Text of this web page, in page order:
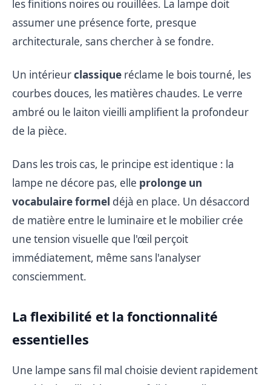
les finitions noires ou rouillées. La lampe doit
assumer une présence forte, presque
architecturale, sans chercher à se fondre.
Un intérieurclassique réclame le bois tourné, les
courbes douces, les matières chaudes. Le verre
ambré ou le laiton vieilli amplifient la profondeur
de la pièce.
Dans les trois cas, le principe est identique : la
lampe ne décore pas, elle prolonge un
vocabulaire formel déjà en place. Un désaccord
de matière entre le luminaire et le mobilier crée
une tension visuelle que l'œil perçoit
immédiatement, même sans l'analyser
consciemment.
La flexibilité et la fonctionnalité
essentielles
Une lampe sans fil mal choisie devient rapidement